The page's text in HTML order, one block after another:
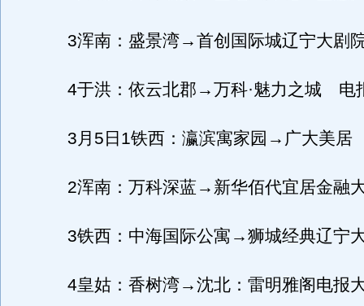
3浑南：盛景湾→首创国际城辽宁大剧
4于洪：依云北郡→万科·魅力之城 电
3月5日1铁西：瀛滨寓家园→广大美居
2浑南：万科深蓝→新华佰代宜居金融
3铁西：中海国际公寓→狮城经典辽宁
4皇姑：香树湾→沈北：雷明雅阁电报